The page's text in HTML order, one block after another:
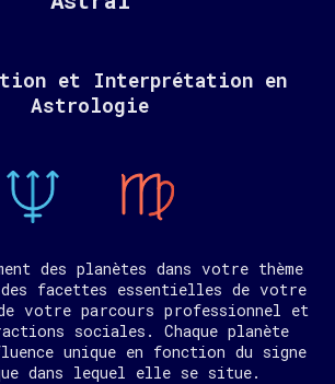
et Interprétation en
Astrologie
des planètes dans votre thème
facettes essentielles de votre
votre parcours professionnel et
sociales. Chaque planète
unique en fonction du signe
dans lequel elle se situe.